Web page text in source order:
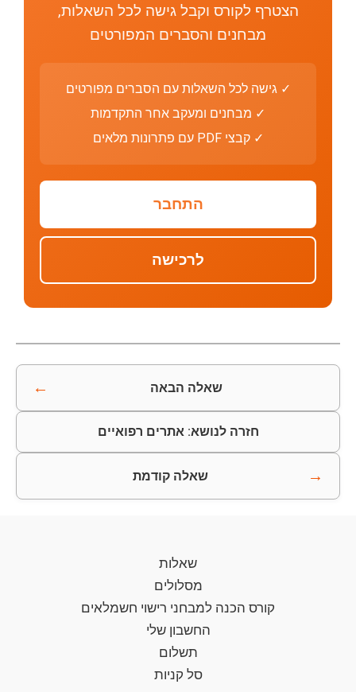
הצטרף לקורס וקבל גישה לכל השאלות,
מבחנים והסברים המפורטים
✓ גישה לכל השאלות עם הסברים מפורטים
✓ מבחנים ומעקב אחר התקדמות
✓ קבצי PDF עם פתרונות מלאים
התחבר
לרכישה
שאלה הבאה ←
חזרה לנושא: אתרים רפואיים
→ שאלה קודמת
שאלות
מסלולים
קורס הכנה למבחני רישוי חשמלאים
החשבון שלי
תשלום
סל קניות